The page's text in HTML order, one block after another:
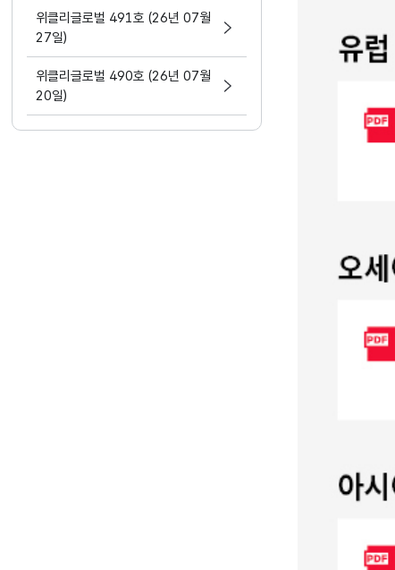
위클리글로벌 491호 (26년 07월
27일)
위클리글로벌 490호 (26년 07월
20일)